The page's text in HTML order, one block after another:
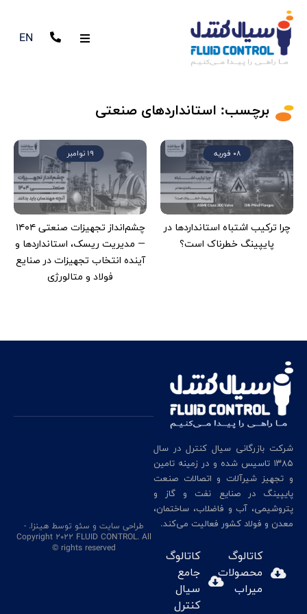
EN
برچسب: استانداردهای صنعتی
08 فوریه
چرا ترکیب اشتباه استانداردها در
پایپینگ خطرناک است؟
19 نوامبر
چشم‌انداز تجهیزات صنعتی ۱۴۰۴
— مدیریت ریسک، استانداردها و
آینده انتخاب تجهیزات در صنایع
فولاد و متالورژی
شرکت بازرگانی سیال کنترل در سال
۱۳۸۵ تاسیس شده و در زمینه تامین
و تجهیز شیرآلات و اتصالات صنعت
پایپینگ در صنایع نفت و گاز و
پتروشیمی، آب و فاضلاب، ساختمان،
معدن و فولاد کشور فعالیت می‌کند.
کاتالوگ
محصولات
میراب
کاتالوگ
جامع
سیال
کنترل
طراحی سایت و سئو توسط هینزا. -
Copyright 2022 FLUID CONTROL. All
rights reserved ©